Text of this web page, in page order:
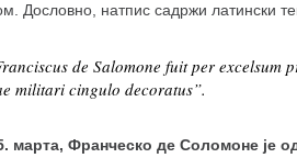
Дословно, натпис садржи латински
de Salomone fuit per excelsum
militari cingulo decoratus”.
марта, Франческо де Соломоне је